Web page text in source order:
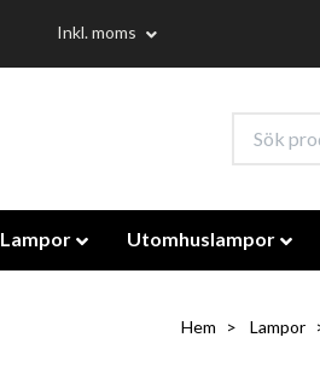
Inkl. moms
Lampor Utomhuslampor
Hem Lampor